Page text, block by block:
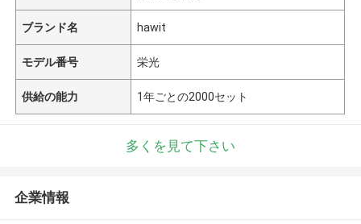
ブランド名 hawit
モデル番号 栄光
供給の能力 1年ごとの2000セット
多くを見て下さい
企業情報